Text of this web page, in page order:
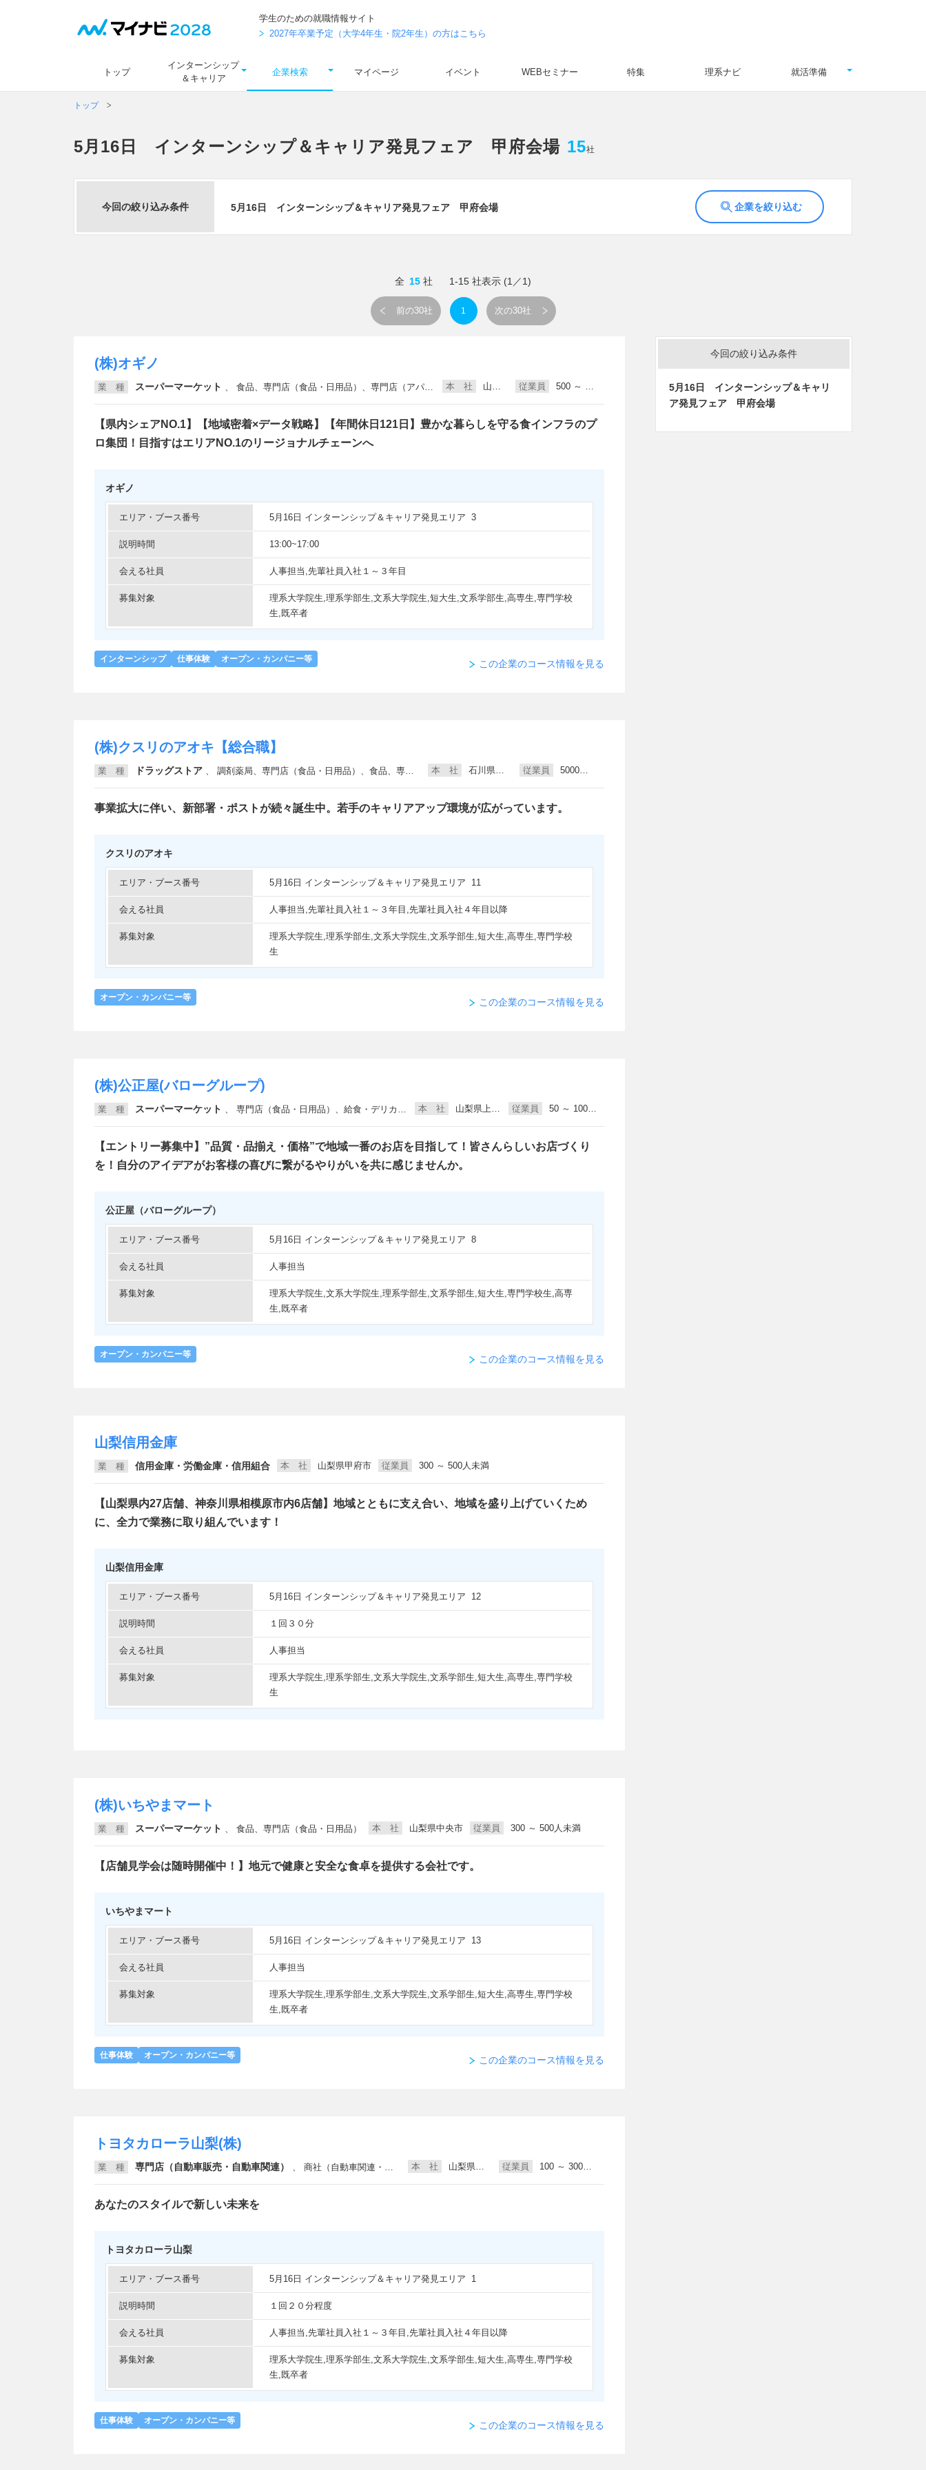
学生のための就職情報サイト
2027年卒業予定（大学4年生・院2年生）の方はこちら
トップ
インターンシップ
＆キャリア
企業検索 マイページ イベント WEBセミナー 特集 理系ナビ 就活準備
トップ
5月16日 インターンシップ＆キャリア発見フェア 甲府会場 15社
今回の絞り込み条件 5月16日 インターンシップ＆キャリア発見フェア 甲府会場 企業を絞り込む
全 15 社 1-15 社表示 (1／1)
前の30社 1 次の30社
(株)オギノ
業 種 スーパーマーケット 、 食品、専門店（食品・日用品）、専門店（アパレル・ファッション関連）、生命保険 本 社 山梨県甲府市 従業員 500 ～ 1000人未満
【県内シェアNO.1】【地域密着×データ戦略】【年間休日121日】豊かな暮らしを守る食インフラのプ
ロ集団！目指すはエリアNO.1のリージョナルチェーンへ
オギノ
エリア・ブース番号 5月16日 インターンシップ＆キャリア発見エリア 3
説明時間 13:00~17:00
会える社員 人事担当,先輩社員入社１～３年目
募集対象
理系大学院生,理系学部生,文系大学院生,短大生,文系学部生,高専生,専門学校
生,既卒者
インターンシップ 仕事体験 オープン・カンパニー等 この企業のコース情報を見る
(株)クスリのアオキ【総合職】
業 種 ドラッグストア 、 調剤薬局、専門店（食品・日用品）、食品、専門店（複合） 本 社 石川県白山市 従業員 5000人以上
事業拡大に伴い、新部署・ポストが続々誕生中。若手のキャリアアップ環境が広がっています。
クスリのアオキ
エリア・ブース番号 5月16日 インターンシップ＆キャリア発見エリア 11
会える社員 人事担当,先輩社員入社１～３年目,先輩社員入社４年目以降
募集対象
理系大学院生,理系学部生,文系大学院生,文系学部生,短大生,高専生,専門学校
生
オープン・カンパニー等 この企業のコース情報を見る
(株)公正屋(バローグループ)
業 種 スーパーマーケット 、 専門店（食品・日用品）、給食・デリカ・フードビジネス 本 社 山梨県上野原市 従業員 50 ～ 100人未満
【エントリー募集中】”品質・品揃え・価格”で地域一番のお店を目指して！皆さんらしいお店づくり
を！自分のアイデアがお客様の喜びに繋がるやりがいを共に感じませんか。
公正屋（バローグループ）
エリア・ブース番号 5月16日 インターンシップ＆キャリア発見エリア 8
会える社員 人事担当
募集対象
理系大学院生,文系大学院生,理系学部生,文系学部生,短大生,専門学校生,高専
生,既卒者
オープン・カンパニー等 この企業のコース情報を見る
山梨信用金庫
業 種 信用金庫・労働金庫・信用組合 本 社 山梨県甲府市 従業員 300 ～ 500人未満
【山梨県内27店舗、神奈川県相模原市内6店舗】地域とともに支え合い、地域を盛り上げていくため
に、全力で業務に取り組んでいます！
山梨信用金庫
エリア・ブース番号 5月16日 インターンシップ＆キャリア発見エリア 12
説明時間 １回３０分
会える社員 人事担当
募集対象
理系大学院生,理系学部生,文系大学院生,文系学部生,短大生,高専生,専門学校
生
(株)いちやまマート
業 種 スーパーマーケット 、 食品、専門店（食品・日用品） 本 社 山梨県中央市 従業員 300 ～ 500人未満
【店舗見学会は随時開催中！】地元で健康と安全な食卓を提供する会社です。
いちやまマート
エリア・ブース番号 5月16日 インターンシップ＆キャリア発見エリア 13
会える社員 人事担当
募集対象
理系大学院生,理系学部生,文系大学院生,文系学部生,短大生,高専生,専門学校
生,既卒者
仕事体験 オープン・カンパニー等 この企業のコース情報を見る
トヨタカローラ山梨(株)
業 種 専門店（自動車販売・自動車関連） 、 商社（自動車関連・輸送用機器） 本 社 山梨県甲斐市 従業員 100 ～ 300人未満
あなたのスタイルで新しい未来を
トヨタカローラ山梨
エリア・ブース番号 5月16日 インターンシップ＆キャリア発見エリア 1
説明時間 １回２０分程度
会える社員 人事担当,先輩社員入社１～３年目,先輩社員入社４年目以降
募集対象
理系大学院生,理系学部生,文系大学院生,文系学部生,短大生,高専生,専門学校
生,既卒者
仕事体験 オープン・カンパニー等 この企業のコース情報を見る
今回の絞り込み条件
5月16日 インターンシップ＆キャリ
ア発見フェア 甲府会場